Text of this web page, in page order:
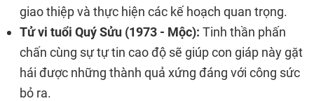
giao thiệp và thực hiện các kế hoạch quan trọng.
Tử vi tuổi Quý Sửu (1973 - Mộc): Tinh thần phấn
chấn cùng sự tự tin cao độ sẽ giúp con giáp này gặt
hái được những thành quả xứng đáng với công sức
bỏ ra.